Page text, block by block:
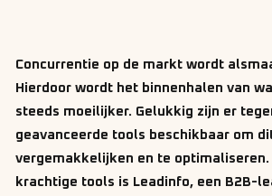
Concurrentie op de markt wordt
Hierdoor wordt het binnenhalen van
steeds moeilijker. Gelukkig zijn er
geavanceerde tools beschikbaar om
vergemakkelijken en te optimaliseren.
krachtige tools is Leadinfo, een B2B-